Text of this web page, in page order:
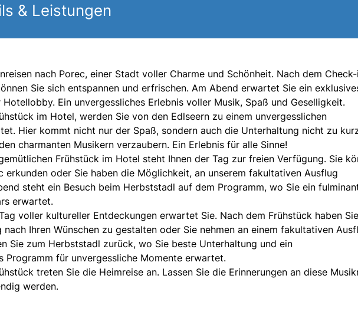
& Leistungen
nach Porec, einer Stadt voller Charme und Schönheit. Nach dem
Sie sich entspannen und erfrischen. Am Abend erwartet Sie ein
Ein unvergessliches Erlebnis voller Musik, Spaß und Geselligkeit.
im Hotel, werden Sie von den Edlseern zu einem unvergesslichen
Hier kommt nicht nur der Spaß, sondern auch die Unterhaltung nicht zu
charmanten Musikern verzaubern. Ein Erlebnis für alle Sinne!
Frühstück im Hotel steht Ihnen der Tag zur freien Verfügung. Sie
erkunden oder Sie haben die Möglichkeit, an unserem fakultativen Ausflug
steht ein Besuch beim Herbststadl auf dem Programm, wo Sie ein
erwartet.
voller kultureller Entdeckungen erwartet Sie. Nach dem Frühstück haben
Ihren Wünschen zu gestalten oder Sie nehmen an einem fakultativen
Sie zum Herbststadl zurück, wo Sie beste Unterhaltung und ein
Programm für unvergessliche Momente erwartet.
treten Sie die Heimreise an. Lassen Sie die Erinnerungen an diese
werden.